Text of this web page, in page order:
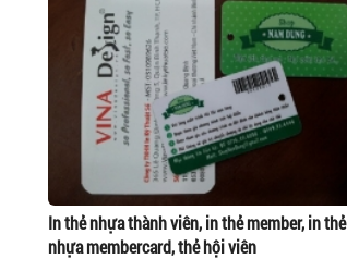
In thẻ nhựa thành viên, in thẻ member, in thẻ
nhựa membercard, thẻ hội viên